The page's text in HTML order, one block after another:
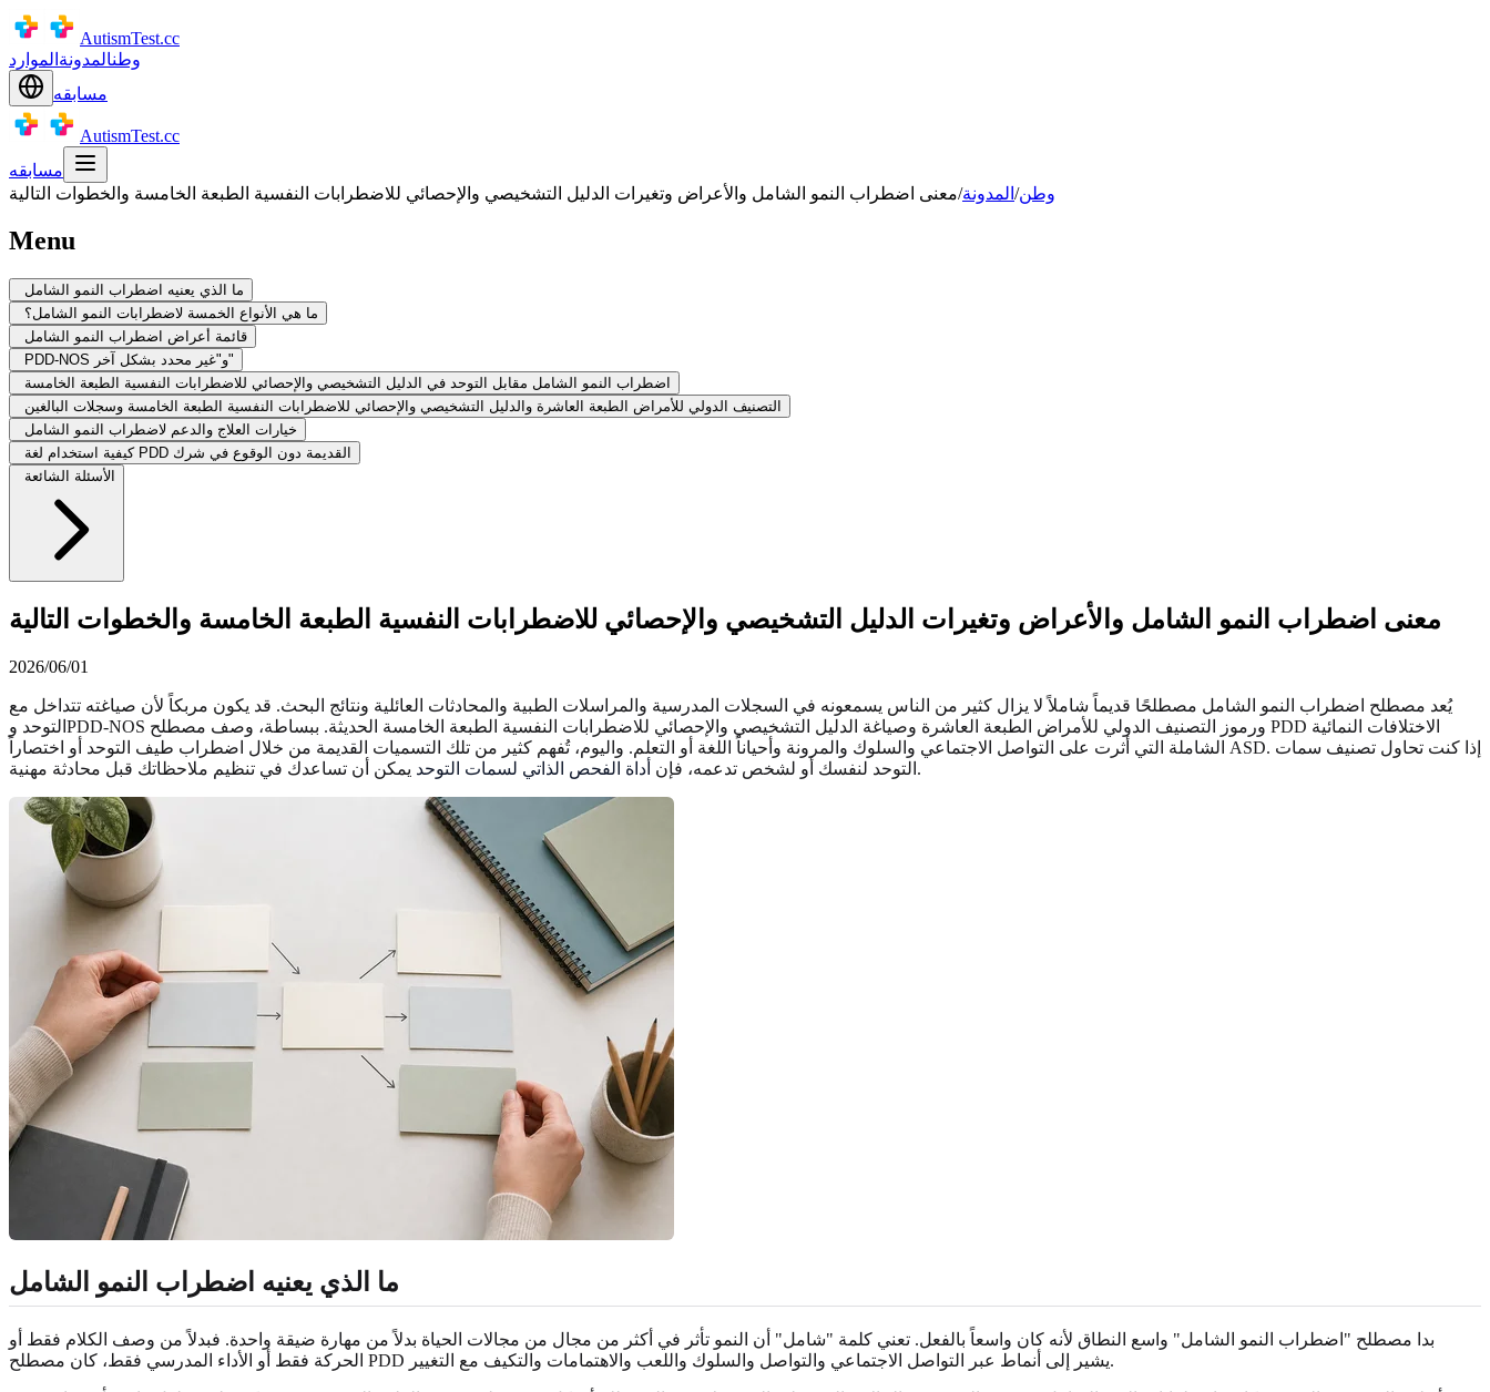
AutismTest.cc
وطنالمدونة الموارد
مسابقه
AutismTest.cc
مسابقه
وطن/ المدونة/معنى اضطراب النمو الشامل والأعراض وتغيرات الدليل التشخيصي والإحصائي للاضطرابات النفسية الطبعة الخامسة والخطوات التالية
Menu
ما الذي يعنيه اضطراب النمو الشامل
ما هي الأنواع الخمسة لاضطرابات النمو الشامل؟
قائمة أعراض اضطراب النمو الشامل
PDD-NOS و"غير محدد بشكل آخر"
اضطراب النمو الشامل مقابل التوحد في الدليل التشخيصي والإحصائي للاضطرابات النفسية الطبعة الخامسة
التصنيف الدولي للأمراض الطبعة العاشرة والدليل التشخيصي والإحصائي للاضطرابات النفسية الطبعة الخامسة وسجلات البالغين
خيارات العلاج والدعم لاضطراب النمو الشامل
كيفية استخدام لغة PDD القديمة دون الوقوع في شرك
الأسئلة الشائعة
معنى اضطراب النمو الشامل والأعراض وتغيرات الدليل التشخيصي والإحصائي للاضطرابات النفسية الطبعة الخامسة والخطوات التالية
2026/06/01
يُعد مصطلح اضطراب النمو الشامل مصطلحًا قديماً شاملاً لا يزال كثير من الناس يسمعونه في السجلات المدرسية والمراسلات الطبية والمحادثات العائلية ونتائج البحث. قد يكون مربكاً لأن صياغته تتداخل مع
التوحد وPDD-NOS ورموز التصنيف الدولي للأمراض الطبعة العاشرة وصياغة الدليل التشخيصي والإحصائي للاضطرابات النفسية الطبعة الخامسة الحديثة. ببساطة، وصف مصطلح PDD الاختلافات النمائية
الشاملة التي أثرت على التواصل الاجتماعي والسلوك والمرونة وأحياناً اللغة أو التعلم. واليوم، تُفهم كثير من تلك التسميات القديمة من خلال اضطراب طيف التوحد أو اختصاراً ASD. إذا كنت تحاول تصنيف سمات
التوحد لنفسك أو لشخص تدعمه، فإن أداة الفحص الذاتي لسمات التوحد يمكن أن تساعدك في تنظيم ملاحظاتك قبل محادثة مهنية.
ما الذي يعنيه اضطراب النمو الشامل
بدا مصطلح "اضطراب النمو الشامل" واسع النطاق لأنه كان واسعاً بالفعل. تعني كلمة "شامل" أن النمو تأثر في أكثر من مجال من مجالات الحياة بدلاً من مهارة ضيقة واحدة. فبدلاً من وصف الكلام فقط أو
الحركة فقط أو الأداء المدرسي فقط، كان مصطلح PDD يشير إلى أنماط عبر التواصل الاجتماعي والتواصل والسلوك واللعب والاهتمامات والتكيف مع التغيير.